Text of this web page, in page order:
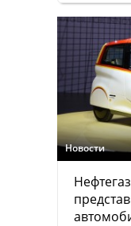
Новости